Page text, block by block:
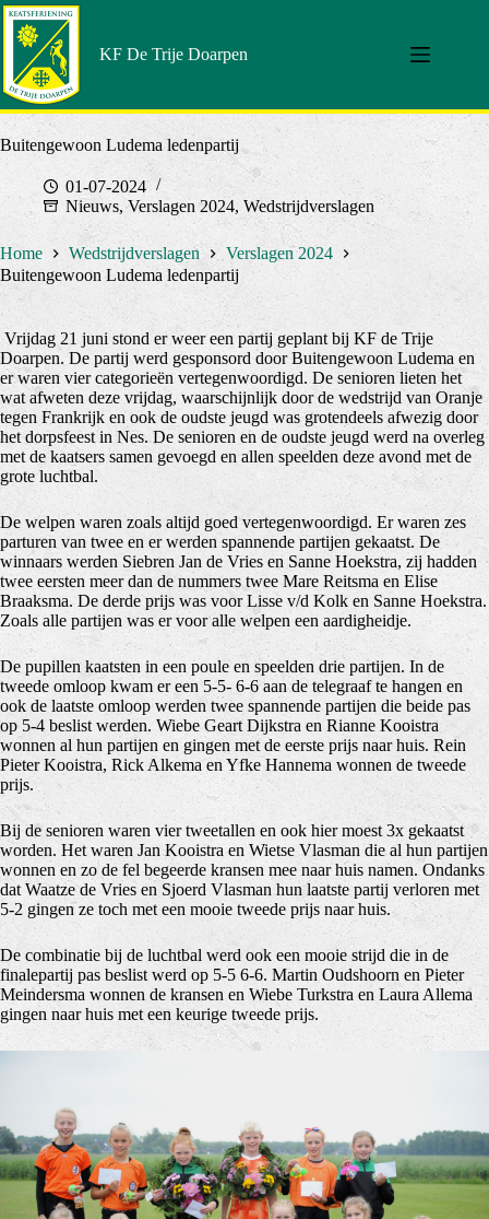
Doorgaan
naar
artikel
KF De Trije Doarpen
Buitengewoon Ludema ledenpartij
01-07-2024
Nieuws,Verslagen 2024, Wedstrijdverslagen
Home Wedstrijdverslagen
Verslagen 2024
Buitengewoon Ludema ledenpartij
Vrijdag 21 juni stond er weer een partij geplant bij KF de Trije
Doarpen. De partij werd gesponsord door Buitengewoon Ludema en
er waren vier categorieën vertegenwoordigd. De senioren lieten het
wat afweten deze vrijdag, waarschijnlijk door de wedstrijd van Oranje
tegen Frankrijk en ook de oudste jeugd was grotendeels afwezig door
het dorpsfeest in Nes. De senioren en de oudste jeugd werd na overleg
met de kaatsers samen gevoegd en allen speelden deze avond met de
grote luchtbal.
De welpen waren zoals altijd goed vertegenwoordigd. Er waren zes
parturen van twee en er werden spannende partijen gekaatst. De
winnaars werden Siebren Jan de Vries en Sanne Hoekstra, zij hadden
twee eersten meer dan de nummers twee Mare Reitsma en Elise
Braaksma. De derde prijs was voor Lisse v/d Kolk en Sanne Hoekstra.
Zoals alle partijen was er voor alle welpen een aardigheidje.
De pupillen kaatsten in een poule en speelden drie partijen. In de
tweede omloop kwam er een 5-5- 6-6 aan de telegraaf te hangen en
ook de laatste omloop werden twee spannende partijen die beide pas
op 5-4 beslist werden. Wiebe Geart Dijkstra en Rianne Kooistra
wonnen al hun partijen en gingen met de eerste prijs naar huis. Rein
Pieter Kooistra, Rick Alkema en Yfke Hannema wonnen de tweede
prijs.
Bij de senioren waren vier tweetallen en ook hier moest 3x gekaatst
worden. Het waren Jan Kooistra en Wietse Vlasman die al hun partijen
wonnen en zo de fel begeerde kransen mee naar huis namen. Ondanks
dat Waatze de Vries en Sjoerd Vlasman hun laatste partij verloren met
5-2 gingen ze toch met een mooie tweede prijs naar huis.
De combinatie bij de luchtbal werd ook een mooie strijd die in de
finalepartij pas beslist werd op 5-5 6-6. Martin Oudshoorn en Pieter
Meindersma wonnen de kransen en Wiebe Turkstra en Laura Allema
gingen naar huis met een keurige tweede prijs.